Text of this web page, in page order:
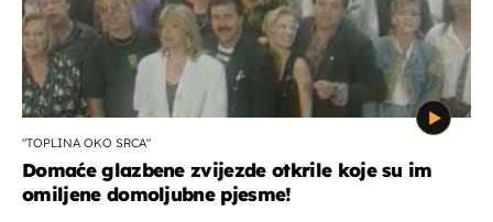
"TOPLINA OKO SRCA"
Domaće glazbene zvijezde otkrile koje su im
omiljene domoljubne pjesme!